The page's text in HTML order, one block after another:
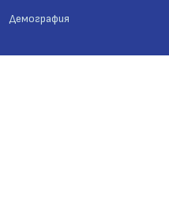
Демография